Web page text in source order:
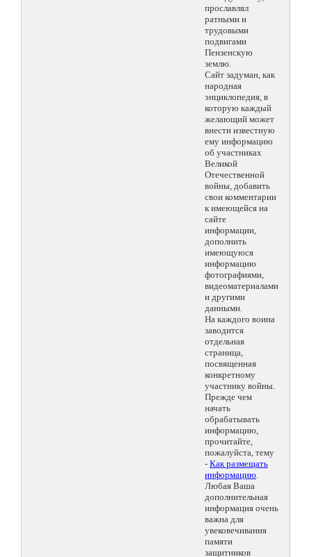
прославлял
ратными и
трудовыми
подвигами
Пензенскую
землю.
Сайт задуман, как
народная
энциклопедия, в
которую каждый
желающий может
внести известную
ему информацию
об участниках
Великой
Отечественной
войны, добавить
свои комментарии
к имеющейся на
сайте
информации,
дополнить
имеющуюся
информацию
фотографиями,
видеоматериалами
и другими
данными.
На каждого воина
заводится
отдельная
страница,
посвященная
конкретному
участнику войны.
Прежде чем
начать
обрабатывать
информацию,
прочитайте,
пожалуйста, тему
- Как размещать
информацию.
Любая Ваша
дополнительная
информация очень
важна для
увековечивания
памяти
защитников